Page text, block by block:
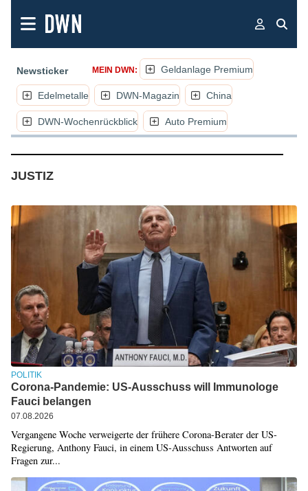
Newsticker MEIN DWN: Geldanlage Premium
Edelmetalle DWN-Magazin China
DWN-Wochenrückblick Auto Premium
JUSTIZ(NACHRICHTEN, ARTIKEL, KOMMENTARE
POLITIK
Corona-Pandemie: US-Ausschuss will Immunologe
Fauci belangen
07.08.2026
Vergangene Woche verweigerte der frühere Corona-Berater der US-
Regierung, Anthony Fauci, in einem US-Ausschuss Antworten auf
Fragen zur...